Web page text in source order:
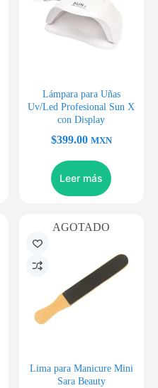
Lámpara para Uñas
Uv/Led Profesional Sun X
con Display
$399.00 MXN
Leer más
AGOTADO
Lima para Manicure Mini
Sara Beauty